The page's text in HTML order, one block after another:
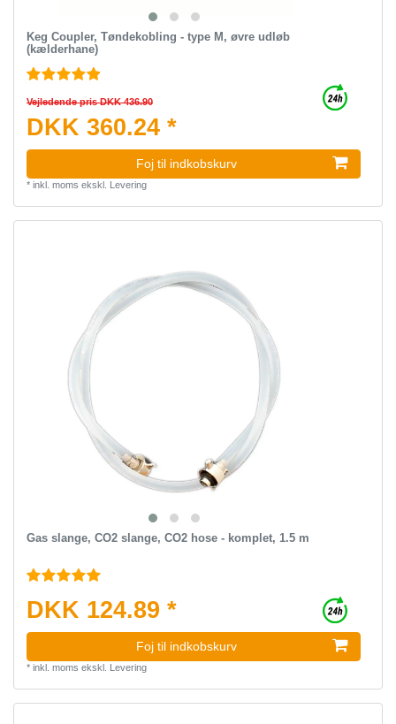
Keg Coupler, Tøndekobling - type M, øvre udløb
(kælderhane)
Vejledende pris DKK 436.90
DKK 360.24 *
Foj til indkobskurv
* inkl. moms ekskl. Levering
Gas slange, CO2 slange, CO2 hose - komplet, 1.5 m
DKK 124.89 *
Foj til indkobskurv
* inkl. moms ekskl. Levering